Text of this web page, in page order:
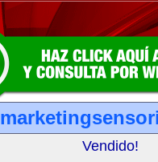
Vendido!